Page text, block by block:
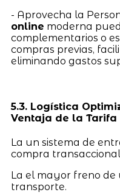
- Aprovecha la
online moderna
complementarios o
compras previas,
eliminando gastos
5.3. Logística
Ventaja de la Tarifa
La un sistema de
compra
La el mayor freno de
transporte.